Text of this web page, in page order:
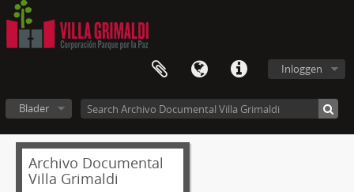
Inloggen
Blader
Archivo Documental
Villa Grimaldi